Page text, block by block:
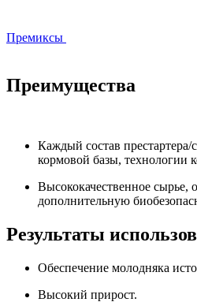
Премиксы
Преимущества
Каждый состав
кормовой базы, технологии
Высококачественное
дополнительную
Результаты
Обеспечение молодняка
Высокий прирост.